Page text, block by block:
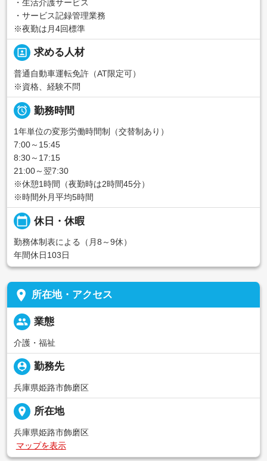
・生活介護サービス
・サービス記録管理業務
※夜勤は月4回標準
portrait 求める人材
普通自動車運転免許（AT限定可）
※資格、経験不問
 勤務時間
1年単位の変形労働時間制（交替制あり）
7:00～15:45
8:30～17:15
21:00～翌7:30
※休憩1時間（夜勤時は2時間45分）
※時間外月平均5時間
calendar_today 休日・休暇
勤務体制表による（月8～9休）
年間休日103日
place 所在地・アクセス
people 業態
介護・福祉
person_pin 勤務先
兵庫県姫路市飾磨区
place 所在地
兵庫県姫路市飾磨区
マップを表示